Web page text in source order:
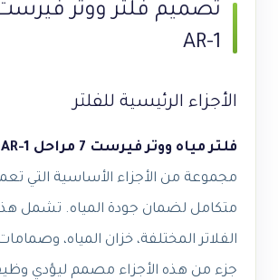
AR-1
الأجزاء الرئيسية للفلتر
فلتر مياه ووتر فيرست 7 مراحل AR-1
مجموعة من الأجزاء الأساسية التي
متكامل لضمان جودة المياه. تشمل هذه
الفلاتر المختلفة، خزان المياه،
جزء من هذه الأجزاء مصمم ليؤدي